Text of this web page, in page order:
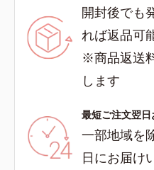
開封後でも
れば返品可
※商品返送
します
最短ご注文翌日
一部地域を
日にお届け